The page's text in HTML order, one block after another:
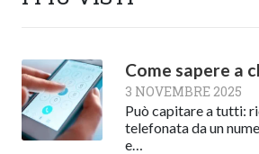
3 NOVEMBRE 2025
Può capitare a tutti:
telefonata da un
e…